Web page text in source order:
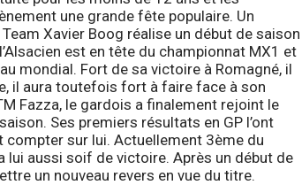
une grande fête populaire. Un
Xavier Boog réalise un début de saison
est en tête du championnat MX1 et
mondial. Fort de sa victoire à Romagné, il
il aura toutefois fort à faire face à son
Fazza, le gardois a finalement rejoint le
Ses premiers résultats en GP l’ont
sur lui. Actuellement 3ème du
lui aussi soif de victoire. Après un début de
un nouveau revers en vue du titre.